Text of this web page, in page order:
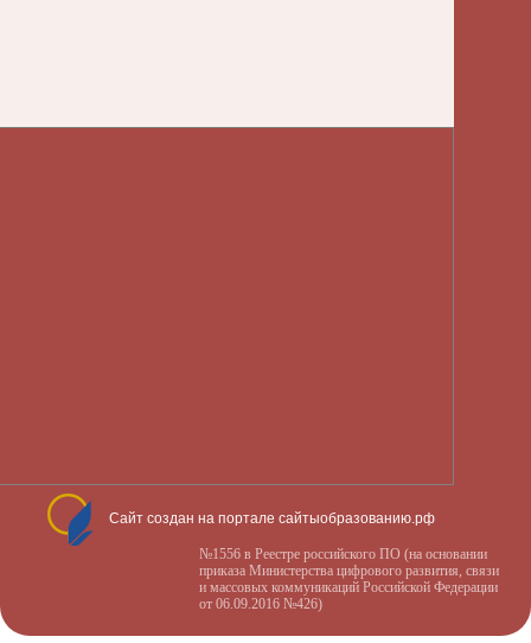
Сайт создан на портале сайтыобразованию.рф
№1556 в Реестре российского ПО (на основании
приказа Министерства цифрового развития, связи
и массовых коммуникаций Российской Федерации
от 06.09.2016 №426)